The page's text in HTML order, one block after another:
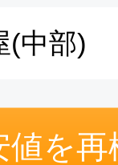
値を再